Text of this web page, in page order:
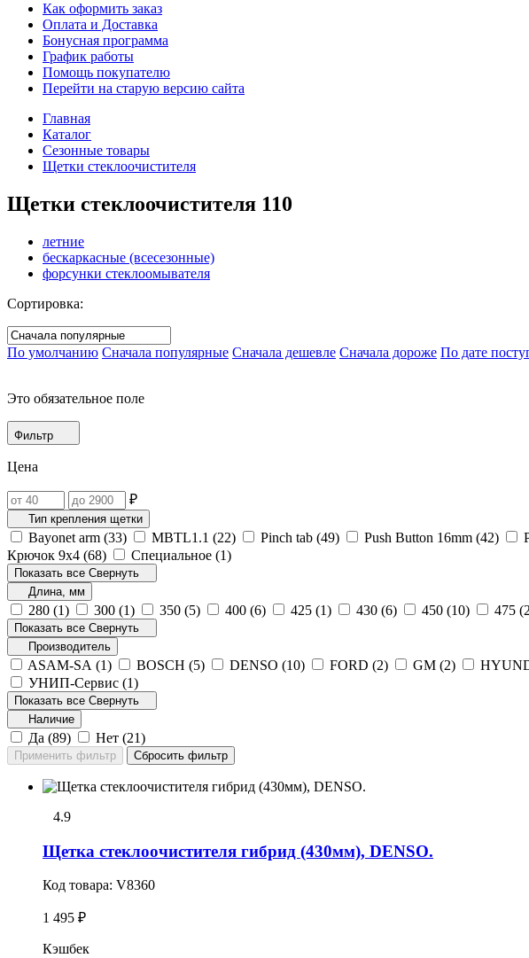
Как оформить заказ
Оплата и Доставка
Бонусная программа
График работы
Помощь покупателю
Перейти на старую версию сайта
Главная
Каталог
Сезонные товары
Щетки стеклоочистителя
Щетки стеклоочистителя 110
летние
бескаркасные (всесезонные)
форсунки стеклоомывателя
Сортировка:
По умолчанию Сначала популярные Сначала дешевле Сначала дороже По дате
Это обязательное поле
Фильтр
Цена
₽
Тип крепления щетки
Bayonet arm (33) MBTL1.1‎ (22) Pinch tab (49) Push Button 16mm (42)
Крючок 9х4 (68) Специальное (1)
Показать все Свернуть
Длина, мм
280 (1) 300 (1) 350 (5) 400 (6) 425 (1) 430 (6) 450 (10) 475 (2
Показать все Свернуть
Производитель
ASAM-SA (1) BOSCH (5) DENSO (10) FORD (2) GM (2)
УНИП-Сервис (1)
Показать все Свернуть
Наличие
Да (89) Нет (21)
4.9
Щетка стеклоочистителя гибрид (430мм), DENSO.
Код товара: V8360
1 495 ₽
Кэшбек